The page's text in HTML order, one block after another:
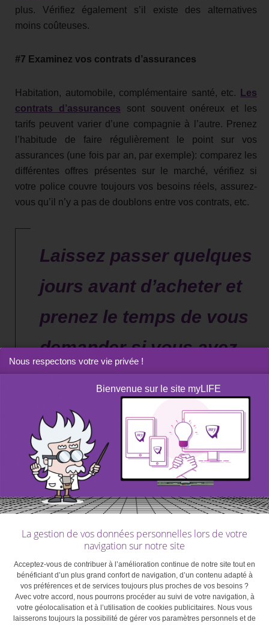
plus. Vérifiez également s’il existe des alternatives
moins coûteuses.
#7 Examinez vos contrats d’assurances
Habitation, automobile, complémentaire santé, etc.
Les
contrats d’assurances sont souvent onéreux et les
tarifs peuvent varier d’une compagnie à l’autre. Prenez
l’habitude de faire régulièrement le point sur vos
assurances (une fois par an, par exemple): comparez les
différentes offres présentes sur le marché, vérifiez si
votre police couvre toujours vos besoins réels, assurez-
vous qu’il n’y a pas de doublons entre vos contrats, etc.
Laissez passer quelques
jours avant d’acheter et
prenez le temps de vous
demander si vous avez
vraiment besoin de ce
produit ou de ce service.
#8 Attendez avant d’acheter
Vous avez tendance à vous laisser facilement tenter par
les dernières nouveautés et autres offres alléchantes.
le temps de vous demander si vous avez vraiment
besoin de ce produit ou de ce service. En procédant
ainsi, vous éviterez les achats impulsifs et superflus.
#9 Faites le tri dans vos affaires
Nous respectons votre vie privée !
Bienvenue sur le site myLIFE
La gestion de vos données personnelles lors de votre
navigation sur notre site
Acceptez-vous de contribuer à l’amélioration continue de notre site tout en
bénéficiant d’un plus grand confort de navigation, d’un contenu adapté à
vos préférences et de services toujours plus proches de vos besoins ?
Avec votre accord, nous pourrons procéder au suivi de votre navigation, à
votre géolocalisation et à l’utilisation de cookies publicitaires. Nous vous
laisserons toujours la possibilité de gérer vos paramètres personnels et de